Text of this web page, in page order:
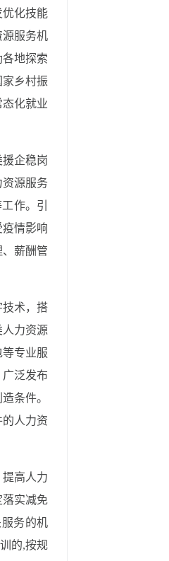
化技能
服务机
地探索
乡村振
化就业
企稳岗
源服务
作。引
情影响
薪酬管
术，搭
力资源
专业服
泛发布
条件。
人力资
高人力
实减免
务的机
的,按规